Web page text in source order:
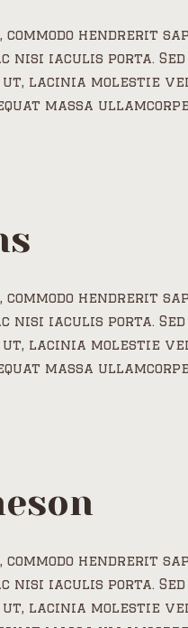
hendrerit
nisi iaculis porta.
lacinia molestie
massa
hendrerit
nisi iaculis porta.
lacinia molestie
massa
hendrerit
nisi iaculis porta.
lacinia molestie